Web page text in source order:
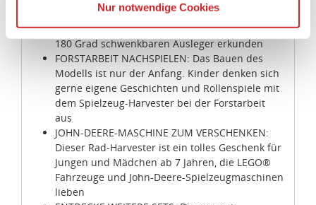
Die USA ist ein Drittland, dass nicht von einem
Kommission erfasst wird, und daher kein angemessenes
Schutzniveau für personenbezogene Daten bietet. Durch
die Verwendung von Standarddatenschutzklauseln in
Verbindung mit zusätzlichen Maßnahmen zur Sicherung
eines angemessenen Schutzniveaus, garantieren wir,
dass die Datenschutzvorgaben der EU auch bei der
Verarbeitung von Daten in den USA eingehalten werden.
Sie können die Cookie-Einwilligung jederzeit links unten
Nur notwendige Cookies
und wirklichkeitsgetreue Funktionen wie die
Knicklenkung, die Wippenfederung und den um
180 Grad schwenkbaren Ausleger erkunden
FORSTARBEIT NACHSPIELEN: Das Bauen des
Modells ist nur der Anfang. Kinder denken sich
gerne eigene Geschichten und Rollenspiele mit
dem Spielzeug-Harvester bei der Forstarbeit
aus
JOHN-DEERE-MASCHINE ZUM VERSCHENKEN:
Dieser Rad-Harvester ist ein tolles Geschenk für
Jungen und Mädchen ab 7 Jahren, die LEGO®
Fahrzeuge und John-Deere-Spielzeugmaschinen
lieben